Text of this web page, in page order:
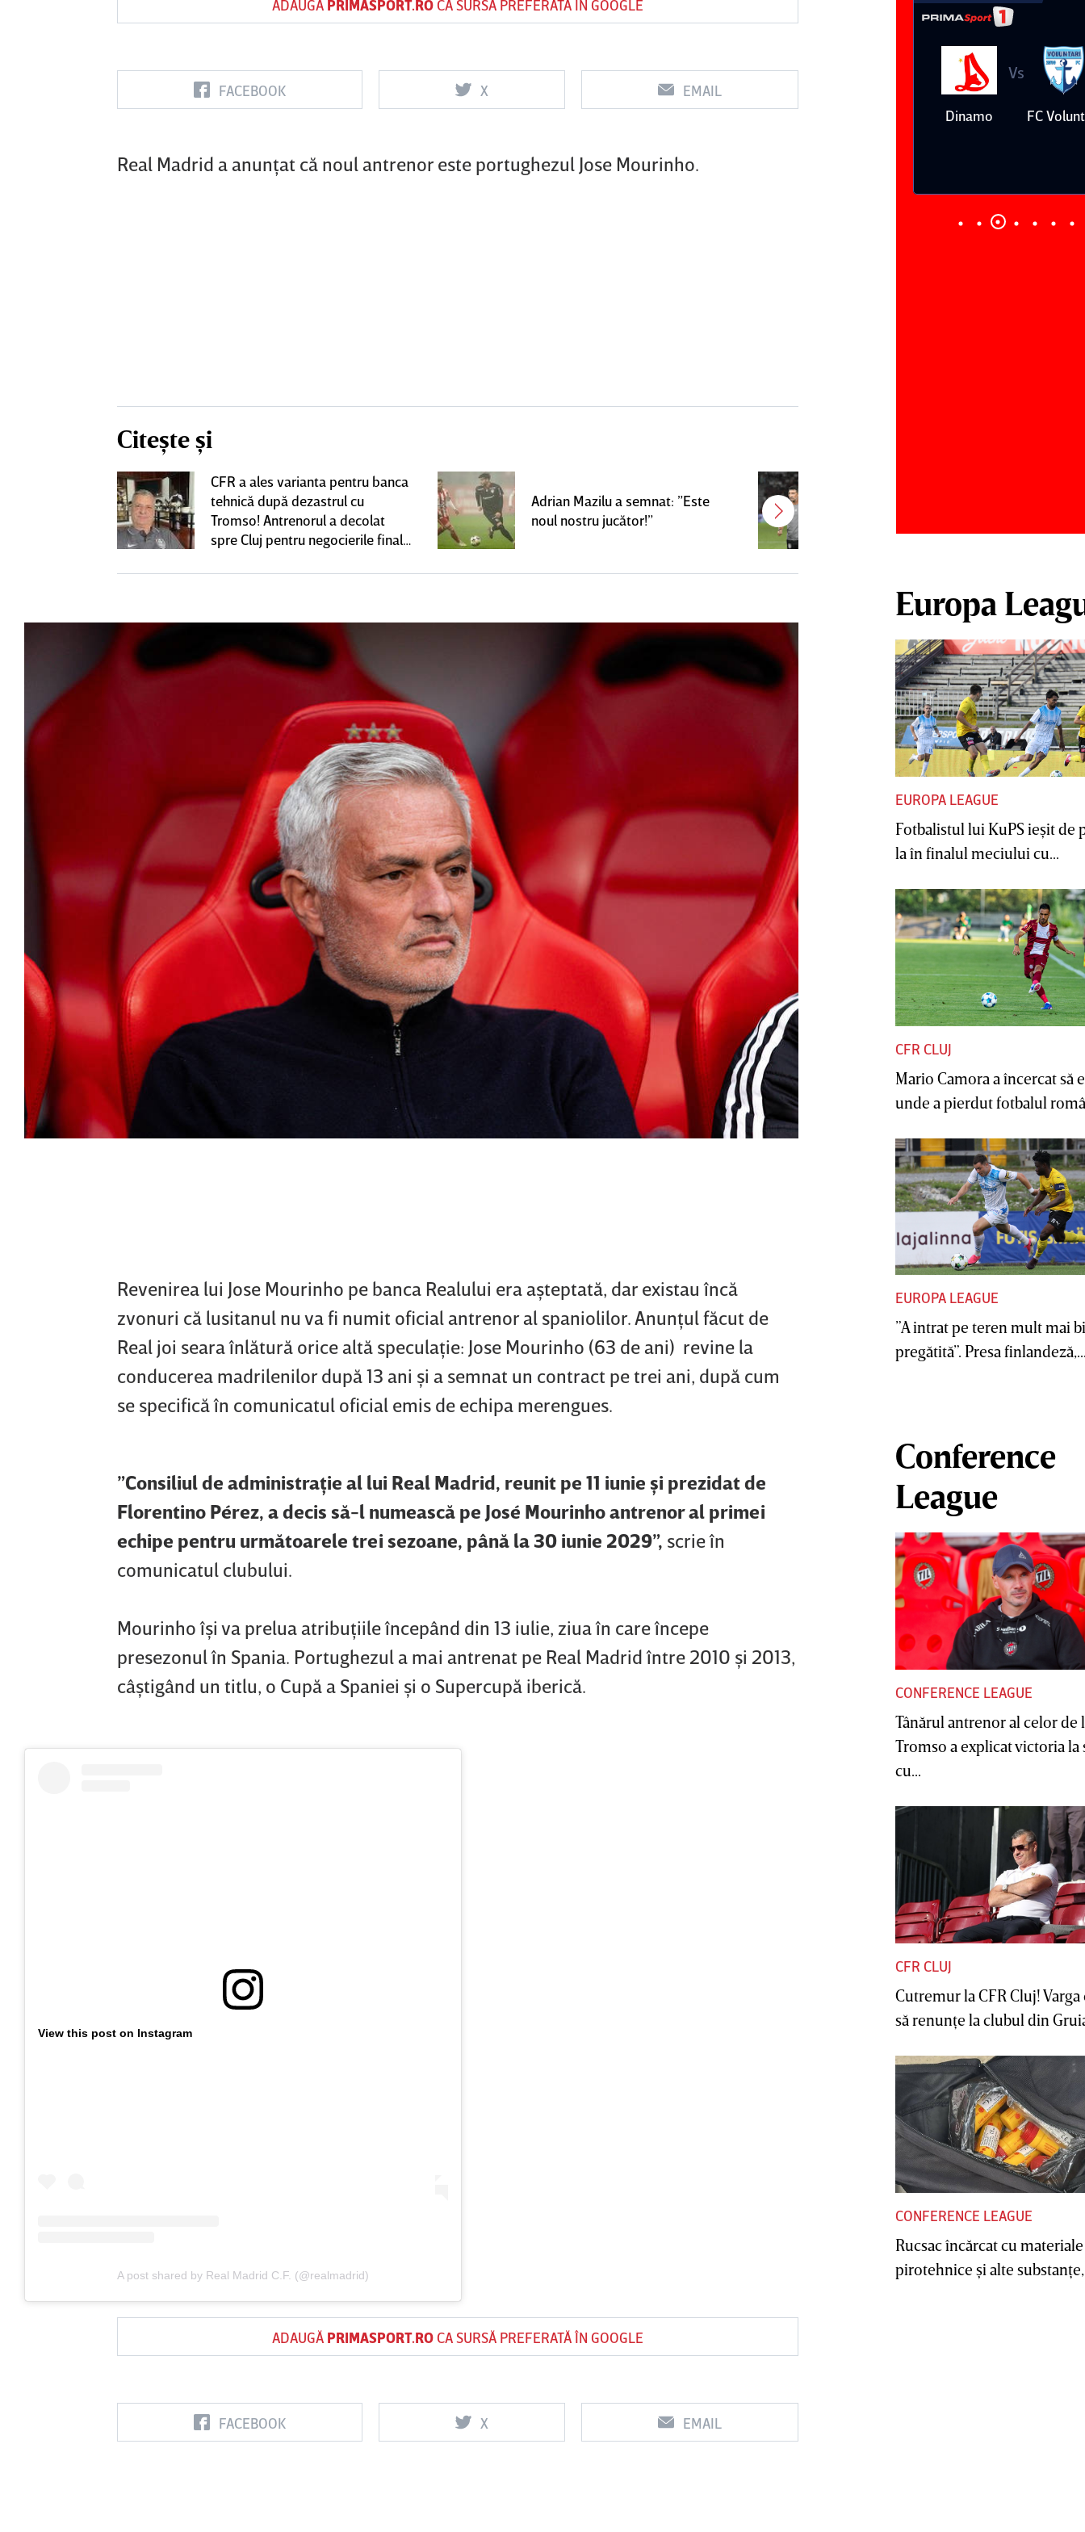
ADAUGĂ PRIMASPORT.ROCA SURSĂ PREFERATĂ ÎN GOOGLE
FACEBOOK X EMAIL
Real Madrid a anunţat că noul antrenor este portughezul Jose Mourinho.
Citește și
CFR a ales varianta pentru banca
tehnică după dezastrul cu
Tromso! Antrenorul a decolat
spre Cluj pentru negocierile finale
Adrian Mazilu a semnat: ”Este
noul nostru jucător!”
Revenirea lui Jose Mourinho pe banca Realului era aşteptată, dar existau încă
zvonuri că lusitanul nu va fi numit oficial antrenor al spaniolilor. Anunţul făcut de
Real joi seara înlătură orice altă speculaţie: Jose Mourinho (63 de ani) revine la
conducerea madrilenilor după 13 ani şi a semnat un contract pe trei ani, după cum
se specifică în comunicatul oficial emis de echipa merengues.
”Consiliul de administraţie al lui Real Madrid, reunit pe 11 iunie şi prezidat de
Florentino Pérez, a decis să-l numească pe José Mourinho antrenor al primei
echipe pentru următoarele trei sezoane, până la 30 iunie 2029”, scrie în
comunicatul clubului.
Mourinho îşi va prelua atribuţiile începând din 13 iulie, ziua în care începe
presezonul în Spania. Portughezul a mai antrenat pe Real Madrid între 2010 şi 2013,
câştigând un titlu, o Cupă a Spaniei şi o Supercupă iberică.
View this post on Instagram
A post shared by Real Madrid C.F. (@realmadrid)
ADAUGĂ PRIMASPORT.ROCA SURSĂ PREFERATĂ ÎN GOOGLE
FACEBOOK X EMAIL
Vs
0
Vs
0
Vs
Petrolul
Vs
Europa
EUROPA LEAGUE
Fotbalistul lui KuPS ieşit de
la în finalul meciului cu...
CFR CLUJ
Mario Camora a încercat să
unde a pierdut fotbalul
EUROPA LEAGUE
”A intrat pe teren mult mai
pregătită”. Presa
Conference
League
CONFERENCE LEAGUE
Tânărul antrenor al celor de
Tromso a explicat victoria la
cu...
CFR CLUJ
Cutremur la CFR Cluj! Varga
să renunţe la clubul din
CONFERENCE LEAGUE
Rucsac încărcat cu materiale
pirotehnice şi alte substanţe,